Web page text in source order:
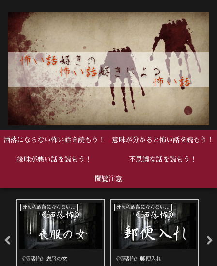
洒落にならない怖い話を読もう！ 意味が分かると怖い話を読もう！
後味が悪い話を読もう！ 不思議な話を読もう！
閲覧注意
死ぬ程洒落にならない怖い話
《洒落怖》喪服の女
死ぬ程洒落にならない怖い話
《洒落怖》郵便入れ